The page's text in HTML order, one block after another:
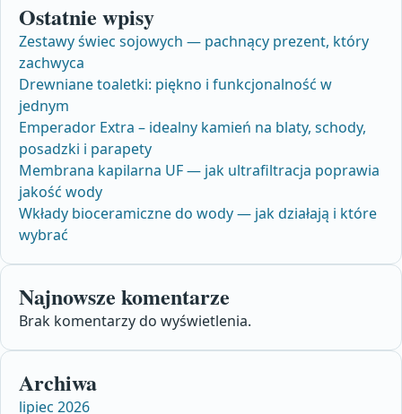
Ostatnie wpisy
Zestawy świec sojowych — pachnący prezent, który
zachwyca
Drewniane toaletki: piękno i funkcjonalność w
jednym
Emperador Extra – idealny kamień na blaty, schody,
posadzki i parapety
Membrana kapilarna UF — jak ultrafiltracja poprawia
jakość wody
Wkłady bioceramiczne do wody — jak działają i które
wybrać
Najnowsze komentarze
Brak komentarzy do wyświetlenia.
Archiwa
lipiec 2026